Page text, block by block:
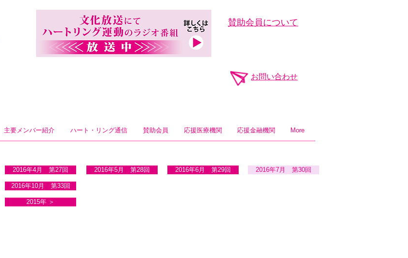
​賛助会員について
お問い合わせ
主要メンバー紹介 ハート・リング通信 賛助会員 応援医療機関 応援金融機関 More
2016年4月 第27回
2016年10月 第33回
2015年 ＞
2016年5月 第28回 2016年6月 第29回 2016年7月 第30回